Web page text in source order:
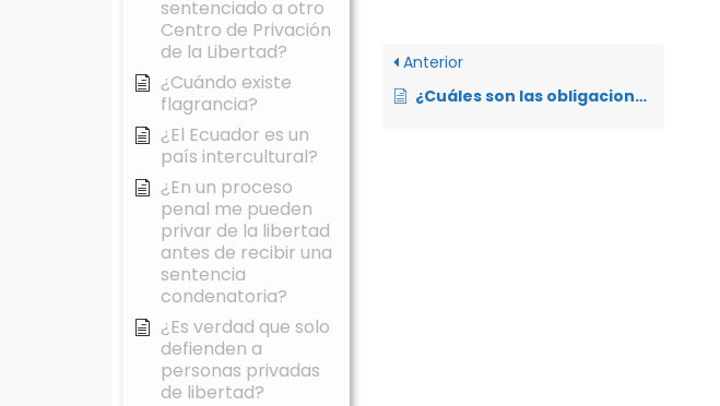
sentenciado a otro
Centro de Privación
de la Libertad?
¿Cuándo existe
flagrancia?
¿El Ecuador es un
país intercultural?
¿En un proceso
penal me pueden
privar de la libertad
antes de recibir una
sentencia
condenatoria?
¿Es verdad que solo
defienden a
personas privadas
de libertad?
Anterior
¿Cuáles son las obligaciones de una persona extranjera residente en el Ecuador?